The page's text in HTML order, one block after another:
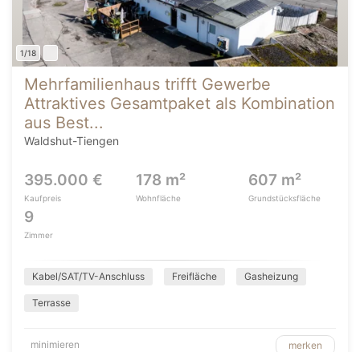
1/18
Mehrfamilienhaus trifft Gewerbe
Attraktives Gesamtpaket als Kombination
aus Best...
Waldshut-Tiengen
395.000 €
Kaufpreis
178 m²
Wohnfläche
607 m²
Grundstücksfläche
9
Zimmer
Kabel/SAT/TV-Anschluss Freifläche Gasheizung
Terrasse
minimieren merken